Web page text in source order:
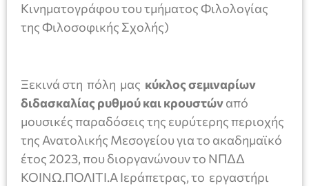
Κινηματογράφου του τμήματος Φιλολογίας
της Φιλοσοφικής Σχολής)
Ξεκινά στη πόλη μας κύκλος σεμιναρίων
διδασκαλίας ρυθμού και κρουστώναπό
μουσικές παραδόσεις της ευρύτερης περιοχής
της Ανατολικής Μεσογείου για το ακαδημαϊκό
έτος 2023, που διοργανώνουν το ΝΠΔΔ
ΚΟΙΝΩ.ΠΟΛΙΤΙ.Α Ιεράπετρας, το εργαστήρι